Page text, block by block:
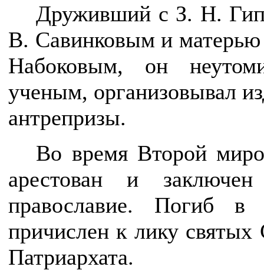
Друживший с З. Н.
В. Савинковым и
Набоковым, он
ученым, организовывал
антрепризы.
Во время Второй
арестован и
православие. Погиб
причислен к лику святых
Патриархата.